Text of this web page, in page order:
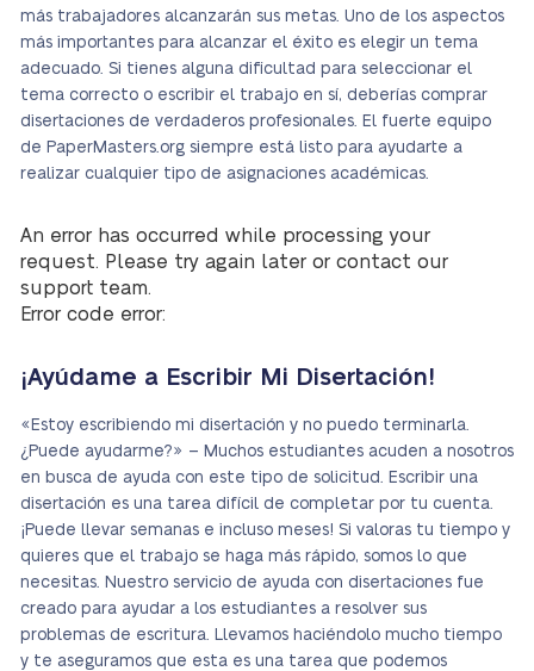
más trabajadores alcanzarán sus metas. Uno de los aspectos
más importantes para alcanzar el éxito es elegir un tema
adecuado. Si tienes alguna dificultad para seleccionar el
tema correcto o escribir el trabajo en sí, deberías comprar
disertaciones de verdaderos profesionales. El fuerte equipo
de PaperMasters.org siempre está listo para ayudarte a
realizar cualquier tipo de asignaciones académicas.
An error has occurred while processing your
request. Please try again later or contact our
support team.
Error code error:
¡Ayúdame a Escribir Mi Disertación!
«Estoy escribiendo mi disertación y no puedo terminarla.
¿Puede ayudarme?» – Muchos estudiantes acuden a nosotros
en busca de ayuda con este tipo de solicitud. Escribir una
disertación es una tarea difícil de completar por tu cuenta.
¡Puede llevar semanas e incluso meses! Si valoras tu tiempo y
quieres que el trabajo se haga más rápido, somos lo que
necesitas. Nuestro servicio de ayuda con disertaciones fue
creado para ayudar a los estudiantes a resolver sus
problemas de escritura. Llevamos haciéndolo mucho tiempo
y te aseguramos que esta es una tarea que podemos